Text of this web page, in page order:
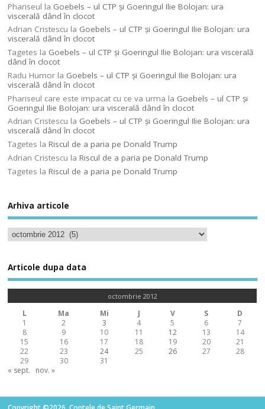
Phariseul la Goebels – ul CTP şi Goeringul Ilie Bolojan: ura
viscerală dând în clocot
Adrian Cristescu la Goebels – ul CTP şi Goeringul Ilie Bolojan: ura
viscerală dând în clocot
Tagetes la Goebels – ul CTP şi Goeringul Ilie Bolojan: ura viscerală
dând în clocot
Radu Humor la Goebels – ul CTP şi Goeringul Ilie Bolojan: ura
viscerală dând în clocot
Phariseul care este impacat cu ce va urma la Goebels – ul CTP şi
Goeringul Ilie Bolojan: ura viscerală dând în clocot
Adrian Cristescu la Goebels – ul CTP şi Goeringul Ilie Bolojan: ura
viscerală dând în clocot
Tagetes laRiscul de a paria pe Donald Trump
Adrian Cristescu laRiscul de a paria pe Donald Trump
Tagetes laRiscul de a paria pe Donald Trump
Arhiva articole
Articole dupa data
octombrie 2012
L Ma Mi J V S
D
1
2 3 4 5 6
7
8
9 10 11 12 13
14
15
16 17 18 19 20
21
22
23 24 25 26 27
28
29
30
31
« sept.
nov. »